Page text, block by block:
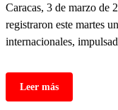
Caracas, 3 de marzo
registraron este martes
internacionales,